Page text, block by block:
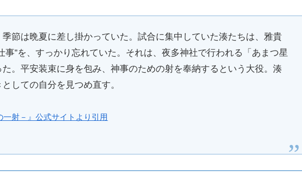
節は晩夏に差し掛かっていた。試合に集中していた湊たちは、雅貴
事”を、すっかり忘れていた。それは、夜多神社で行われる「あまつ星
。平安装束に身を包み、神事のための射を奉納するという大役。湊
しての自分を見つめ直す。
一射－』公式サイトより引用